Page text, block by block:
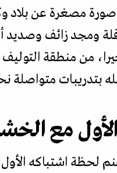
مصغرة عن بلاد
ومجد زائف وصديد
من منطقة
بتدريبات متواصلة
مع
لحظة اشتباكه